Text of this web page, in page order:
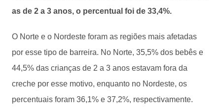
as de 2 a 3 anos, o percentual foi de 33,4%.
O Norte e o Nordeste foram as regiões mais afetadas
por esse tipo de barreira. No Norte, 35,5% dos bebês e
44,5% das crianças de 2 a 3 anos estavam fora da
creche por esse motivo, enquanto no Nordeste, os
percentuais foram 36,1% e 37,2%, respectivamente.